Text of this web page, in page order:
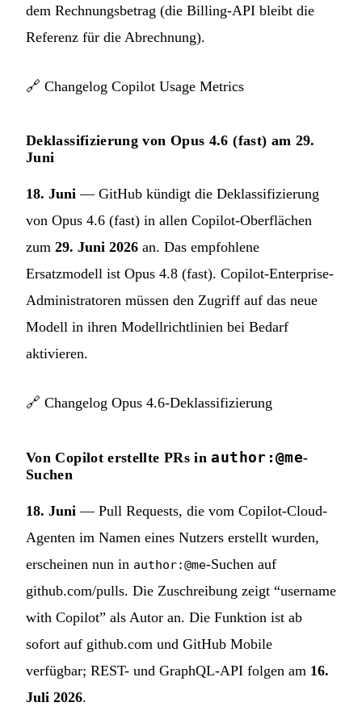
dem Rechnungsbetrag (die Billing-API bleibt die
Referenz für die Abrechnung).
🔗 Changelog Copilot Usage Metrics
Deklassifizierung von Opus 4.6 (fast) am 29.
Juni
18. Juni — GitHub kündigt die Deklassifizierung
von Opus 4.6 (fast) in allen Copilot-Oberflächen
zum 29. Juni 2026 an. Das empfohlene
Ersatzmodell ist Opus 4.8 (fast). Copilot-Enterprise-
Administratoren müssen den Zugriff auf das neue
Modell in ihren Modellrichtlinien bei Bedarf
aktivieren.
🔗 Changelog Opus 4.6-Deklassifizierung
Von Copilot erstellte PRs inauthor:@me-
Suchen
18. Juni — Pull Requests, die vom Copilot-Cloud-
Agenten im Namen eines Nutzers erstellt wurden,
erscheinen nun in author:@me-Suchen auf
github.com/pulls. Die Zuschreibung zeigt “username
with Copilot” als Autor an. Die Funktion ist ab
sofort auf github.com und GitHub Mobile
verfügbar; REST- und GraphQL-API folgen am 16.
Juli 2026.